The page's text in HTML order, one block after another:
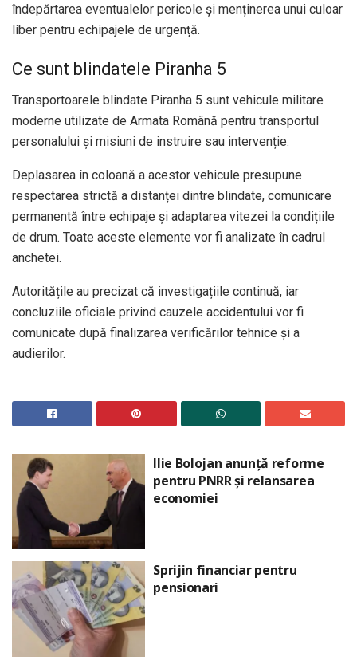
îndepărtarea eventualelor pericole și menținerea unui culoar
liber pentru echipajele de urgență.
Ce sunt blindatele Piranha 5
Transportoarele blindate Piranha 5 sunt vehicule militare
moderne utilizate de Armata Română pentru transportul
personalului și misiuni de instruire sau intervenție.
Deplasarea în coloană a acestor vehicule presupune
respectarea strictă a distanței dintre blindate, comunicare
permanentă între echipaje și adaptarea vitezei la condițiile
de drum. Toate aceste elemente vor fi analizate în cadrul
anchetei.
Autoritățile au precizat că investigațiile continuă, iar
concluziile oficiale privind cauzele accidentului vor fi
comunicate după finalizarea verificărilor tehnice și a
audierilor.
Ilie Bolojan anunță reforme
pentru PNRR și relansarea
economiei
Sprijin financiar pentru
pensionari